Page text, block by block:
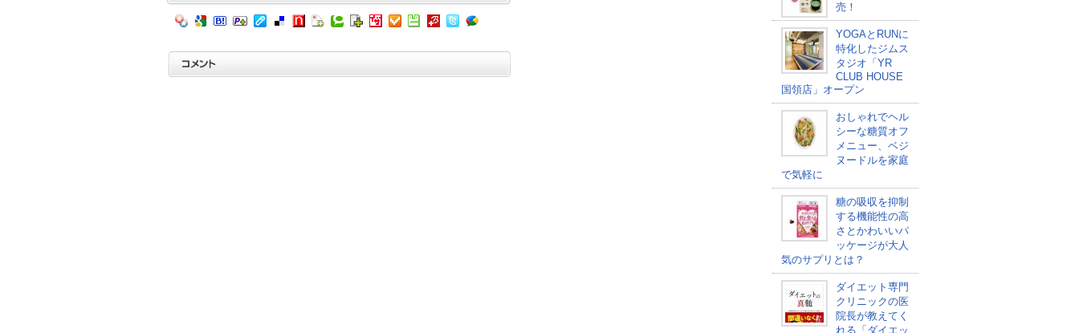
売！
YOGAとRUNに
特化したジムス
タジオ「YR
CLUB HOUSE
国領店」オープン
おしゃれでヘル
シーな糖質オフ
メニュー、ベジ
ヌードルを家庭
で気軽に
糖の吸収を抑制
する機能性の高
さとかわいいパ
ッケージが大人
気のサプリとは？
ダイエット専門
クリニックの医
院長が教えてく
れる「ダイエッ